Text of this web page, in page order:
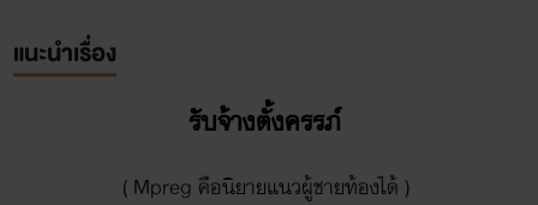
แนะนำเรื่อง
รับจ้างตั้งครรภ์
( Mpreg คือนิยายแนวผู้ชายท้องได้ )